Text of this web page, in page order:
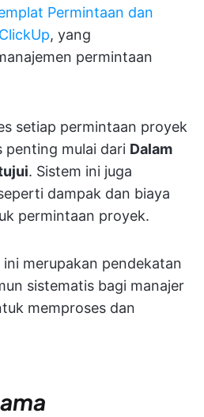
Permintaan dan
, yang
permintaan
setiap permintaan proyek
penting mulai dari Dalam
. Sistem ini juga
dampak dan biaya
permintaan proyek.
merupakan pendekatan
sistematis bagi manajer
memproses dan